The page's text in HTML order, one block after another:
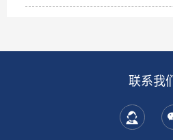
联系我们